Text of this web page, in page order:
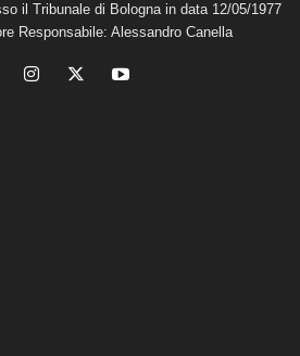
il Tribunale di Bologna in data 12/05/1977
Responsabile: Alessandro Canella